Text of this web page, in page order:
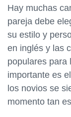
Hay muchas
pareja debe
su estilo y
en inglés y las
populares para
importante es
los novios se
momento tan